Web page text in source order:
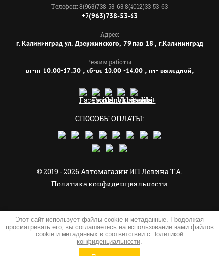
Телефон: 8(963)738-53-63 8(4012)33-53-63
+7(963)738-53-63
Адрес:
г. Калининград ул. Дзержинского, 79 пав 18 , г.Калининград
Режим работы:
вт-пт 10:00-17:30 ; сб-вс 10.00 -14.00 ; пн- выходной;
СПОСОБЫ ОПЛАТЫ:
© 2019 - 2026 Автомагазин ИП Левина Т.А.
Политика конфиденциальности
разработка сайта— студия Мегагрупп.ру.
Этот сайт использует файлы cookie и метаданные. Продолжая
просматривать его, вы соглашаетесь на использование нами файлов
cookie и метаданных в соответствии с Политикой
конфиденциальности.